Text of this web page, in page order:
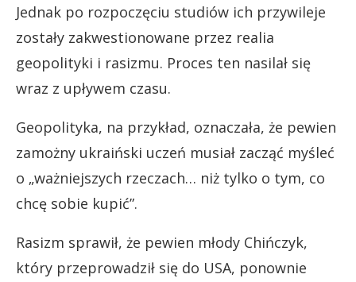
Jednak po rozpoczęciu studiów ich przywileje
zostały zakwestionowane przez realia
geopolityki i rasizmu. Proces ten nasilał się
wraz z upływem czasu.
Geopolityka, na przykład, oznaczała, że pewien
zamożny ukraiński uczeń musiał zacząć myśleć
o „ważniejszych rzeczach… niż tylko o tym, co
chcę sobie kupić”.
Rasizm sprawił, że pewien młody Chińczyk,
który przeprowadził się do USA, ponownie